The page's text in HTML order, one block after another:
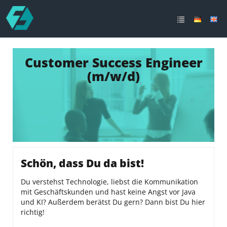
Customer Success Engineer
(m/w/d)
Schön, dass Du da bist!
Du verstehst Technologie, liebst die Kommunikation
mit Geschäftskunden und hast keine Angst vor Java
und KI? Außerdem berätst Du gern? Dann bist Du hier
richtig!